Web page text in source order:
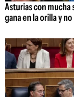
Asturias con mucha
gana en la orilla y